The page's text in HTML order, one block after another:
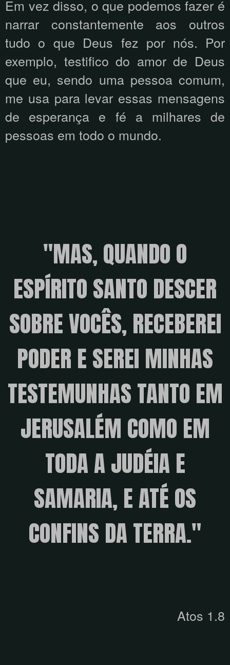
Em vez disso, o que podemos fazer é
narrar constantemente aos outros
tudo o que Deus fez por nós. Por
exemplo, testifico do amor de Deus
que eu, sendo uma pessoa comum,
me usa para levar essas mensagens
de esperança e fé a milhares de
pessoas em todo o mundo.
"MAS, QUANDO O
ESPÍRITO SANTO DESCER
SOBRE VOCÊS, RECEBEREI
PODER E SEREI MINHAS
TESTEMUNHAS TANTO EM
JERUSALÉM COMO EM
TODA A JUDÉIA E
SAMARIA, E ATÉ OS
CONFINS DA TERRA."
Atos 1.8